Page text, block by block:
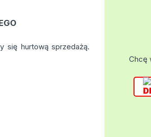
się hurtową sprzedażą.
Chcę